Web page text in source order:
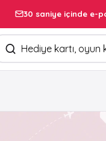
30 saniye içinde e-
arayın